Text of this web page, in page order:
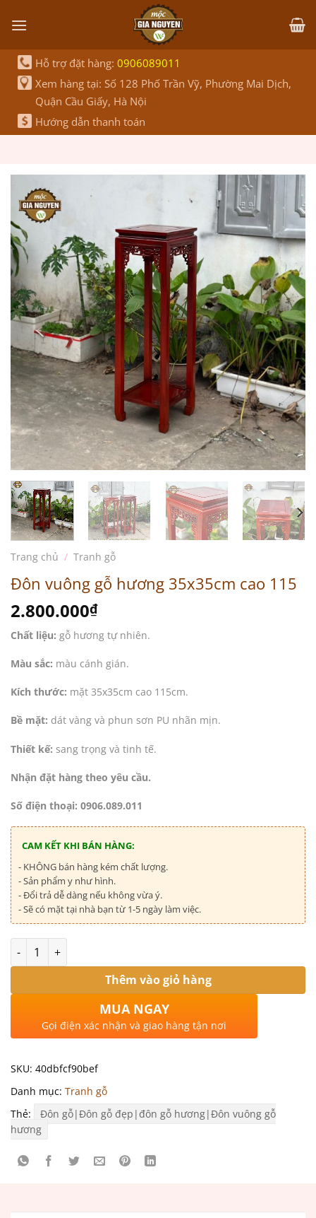
qua
dung
Hỗ trợ đặt hàng: 0906089011
Xem hàng tại: Số 128 Phố Trần Vỹ, Phường Mai Dịch,
Quận Cầu Giấy, Hà Nội
Hướng dẫn thanh toán
Trang chủ / Tranh gỗ
Đôn vuông gỗ hương 35x35cm cao 115
2.800.000₫
Chất liệu: gỗ hương tự nhiên.
Màu sắc: màu cánh gián.
Kích thước: mặt 35x35cm cao 115cm.
Bề mặt: dát vàng và phun sơn PU nhãn mịn.
Thiết kế: sang trọng và tinh tế.
Nhận đặt hàng theo yêu cầu.
Số điện thoại: 0906.089.011
CAM KẾT KHI BÁN HÀNG:
- KHÔNG bán hàng kém chất lượng.
- Sản phẩm y như hình.
- Đổi trả dễ dàng nếu không vừa ý.
- Sẽ có mặt tại nhà bạn từ 1-5 ngày làm việc.
Số lượng
Thêm vào giỏ hàng
MUA NGAY
Gọi điện xác nhận và giao hàng tận nơi
SKU: 40dbfcf90bef
Danh mục: Tranh gỗ
Thẻ:
Đôn gỗ|Đôn gỗ đẹp|đôn gỗ hương|Đôn vuông gỗ
hương